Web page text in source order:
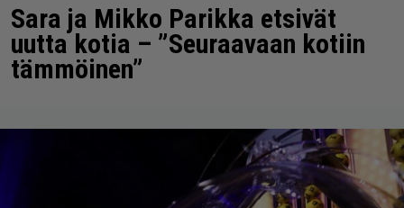
Sara ja Mikko Parikka etsivät
uutta kotia – ”Seuraavaan kotiin
tämmöinen”